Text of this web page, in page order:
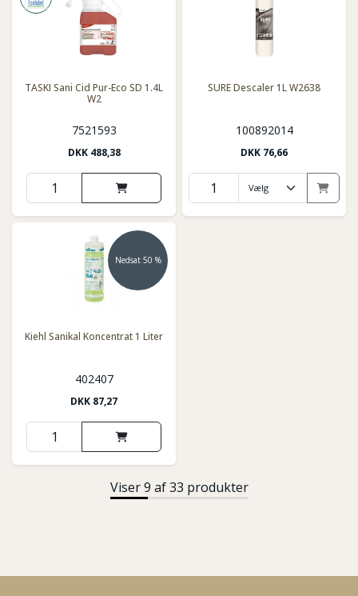
TASKI Sani Cid Pur-Eco SD 1.4L
W2
7521593
DKK 488,38
SURE Descaler 1L W2638
100892014
DKK 76,66
Nedsat 50 %
Kiehl Sanikal Koncentrat 1 Liter
402407
DKK 87,27
Viser 9 af 33 produkter